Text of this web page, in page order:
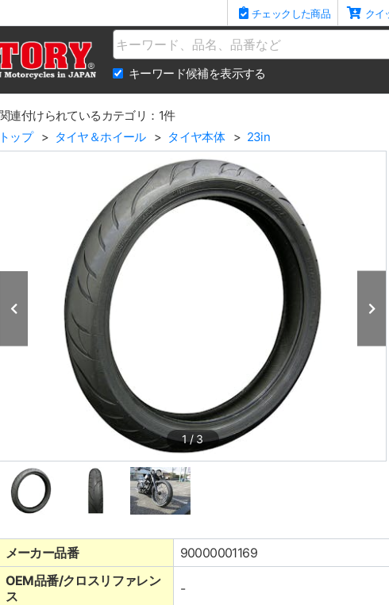
チェックした商品 クイ
Name
キーワード候補を表示する
連付けられているカテゴリ：1件
トップ
タイヤ＆ホイール タイヤ本体 23in
1/ 3
メーカー品番
90000001169
OEM品番/クロスリファレン
ス
-